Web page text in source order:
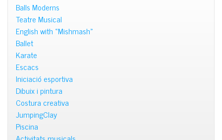
Balls Moderns
Teatre Musical
English with «Mishmash»
Ballet
Karate
Escacs
Iniciació esportiva
Dibuix i pintura
Costura creativa
JumpingClay
Piscina